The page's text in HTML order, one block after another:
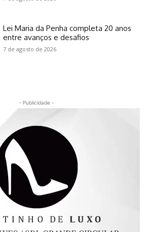
Lei Maria da Penha completa 20 anos
entre avanços e desafios
7 de agosto de 2026
- Publicidade -